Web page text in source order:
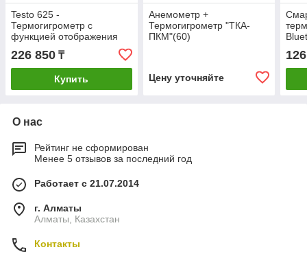
Testo 625 -
Термогигрометр с
функцией отображения
226 850 ₸
Купить
Анемометр +
Термогигрометр "ТКА-
ПКМ"(60)
Цену уточняйте
О нас
Рейтинг не сформирован
Менее 5 отзывов за последний год
Работает с 21.07.2014
г. Алматы
Алматы, Казахстан
Контакты